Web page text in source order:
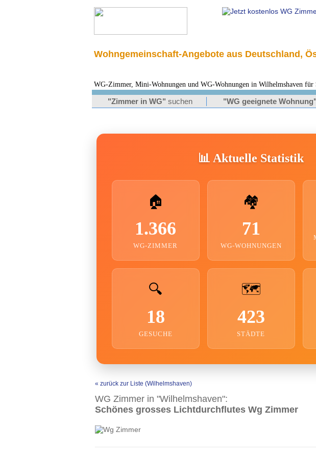
Wohngemeinschaft-Angebote aus Deutschland,
WG-Zimmer, Mini-Wohnungen und WG-Wohnungen in Wilhelmshaven für
"Zimmer in WG" suchen "WG geeignete Wohnung"
📊 Aktuelle Statistik
🏠
1.366
WG-ZIMMER
🏘️
71
WG-WOHNUNGEN
🔍
18
GESUCHE
🗺️
423
STÄDTE
« zurück zur Liste (Wilhelmshaven)
WG Zimmer in "Wilhelmshaven":
Schönes grosses Lichtdurchflutes Wg Zimmer